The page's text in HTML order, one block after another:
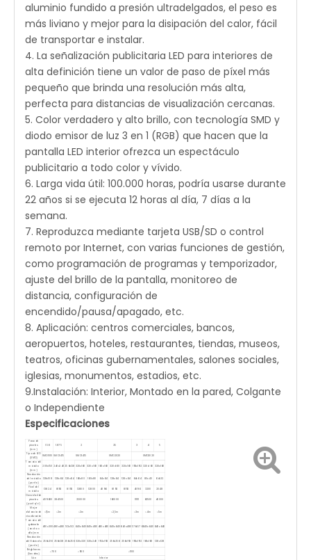
aluminio fundido a presión ultradelgados, el peso es
más liviano y mejor para la disipación del calor, fácil
de transportar e instalar.
4. La señalización publicitaria LED para interiores de
alta definición tiene un valor de paso de píxel más
pequeño que brinda una resolución más alta,
perfecta para distancias de visualización cercanas.
5. Color verdadero y alto brillo, con tecnología SMD y
diodo emisor de luz 3 en 1 (RGB) que hacen que la
pantalla LED interior ofrezca un espectáculo
publicitario a todo color y vívido.
6. Larga vida útil: 100.000 horas, podría usarse durante
22 años si se ejecuta 12 horas al día, 7 días a la
semana.
7. Reproduzca mediante tarjeta USB/SD o control
remoto por Internet, con varias funciones de gestión,
como programación de programas y temporizador,
ajuste del brillo de la pantalla, monitoreo de
distancia, configuración de
encendido/pausa/apagado, etc.
8. Aplicación: centros comerciales, bancos,
aeropuertos, hoteles, restaurantes, tiendas, museos,
teatros, oficinas gubernamentales, salones sociales,
iglesias, monumentos, estadios, etc.
9.Instalación: Interior, Montado en la pared, Colgante
o Independiente
Especificaciones
Paso de
píxeles
(mm)
1.56 1.875 2 2.5 3 4 5
Tipo de LED
(SMD)
SMD1010 SMD1415 SMD1415 SMD2020
SMD2020
Tamaño del
módulo
(mm)
200x150 240x240 256x128 320x160 320x160 160x160 320x160 320x160 192x192 320x160 320x160
Resolución
del módulo
(punto)
128x108 128x64 128x64 160x80 160x80 64x64 128x64 128x64 64x64 80x40 64x32
Píxel del
módulo
13824 8192 8192 12800 12800 4096 8192 8192 4096 3200
2048
Densidad de
píxeles
(punto/㎡)
409600 284500 250000 160000 62500 40000
Mejor
distancia de
visualización
>1,5m >2m >2m >2,5m >3m >4m >5m
Tamaño del
gabinete
(ancho x
alto) mm
400x300480x480 512x512 640x640 640x480 480x480 640x640640x480576x576640x640 640x640
Resolución
del Gabinete
(punto)
256x216 256x128 256x256 320x320 320x240 192x192 256x256 256x192 192x192 160x160 128x128
Brightnees
(liendres)
<700 <900
<1100
Uso
Interior